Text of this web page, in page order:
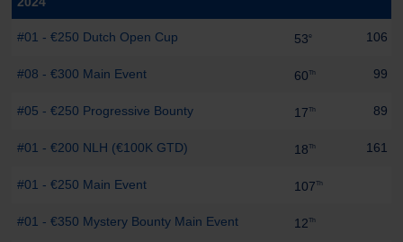
#01 - €250 Dutch Open Cup 53e 106
#08 - €300 Main Event 60Th 99
#05 - €250 Progressive Bounty 17Th 89
#01 - €200 NLH (€100K GTD) 18Th 161
#01 - €250 Main Event 107Th
#01 - €350 Mystery Bounty Main Event 12Th